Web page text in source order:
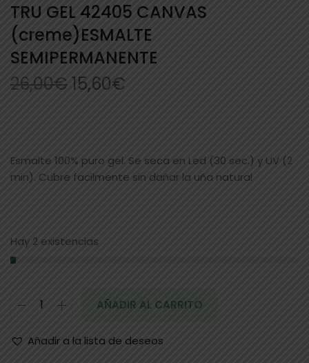
TRU GEL 42405 CANVAS
(creme)ESMALTE
SEMIPERMANENTE
26,00€15,60€
Esmalte 100% puro gel. Se seca en Led (30 sec.) y UV (2
min). Cubre facilmente sin dañar la uña natural
Hay 2 existencias
AÑADIR AL CARRITO
Añadir a la lista de deseos